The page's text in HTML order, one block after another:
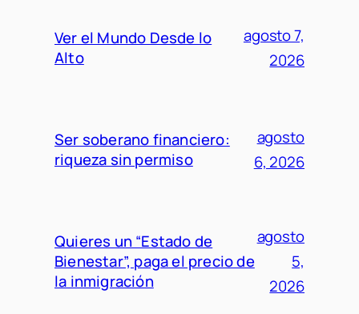
Ver el Mundo Desde lo
Alto
agosto 7,
2026
Ser soberano financiero:
riqueza sin permiso
agosto
6, 2026
Quieres un “Estado de
Bienestar”, paga el precio de
la inmigración
agosto
5,
2026